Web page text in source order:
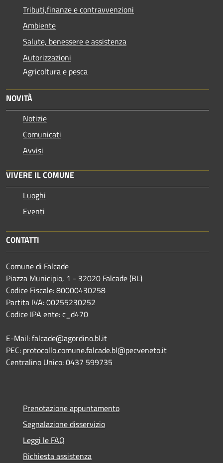
Tributi,finanze e contravvenzioni
Ambiente
Salute, benessere e assistenza
Autorizzazioni
Agricoltura e pesca
NOVITÀ
Notizie
Comunicati
Avvisi
VIVERE IL COMUNE
Luoghi
Eventi
CONTATTI
Comune di Falcade
Piazza Municipio, 1 - 32020 Falcade (BL)
Codice Fiscale: 80000430258
Partita IVA: 00255230252
Codice IPA ente: c_d470
E-Mail: falcade@agordino.bl.it
PEC: protocollo.comune.falcade.bl@pecveneto.it
Centralino Unico: 0437 599735
Prenotazione appuntamento
Segnalazione disservizio
Leggi le FAQ
Richiesta assistenza